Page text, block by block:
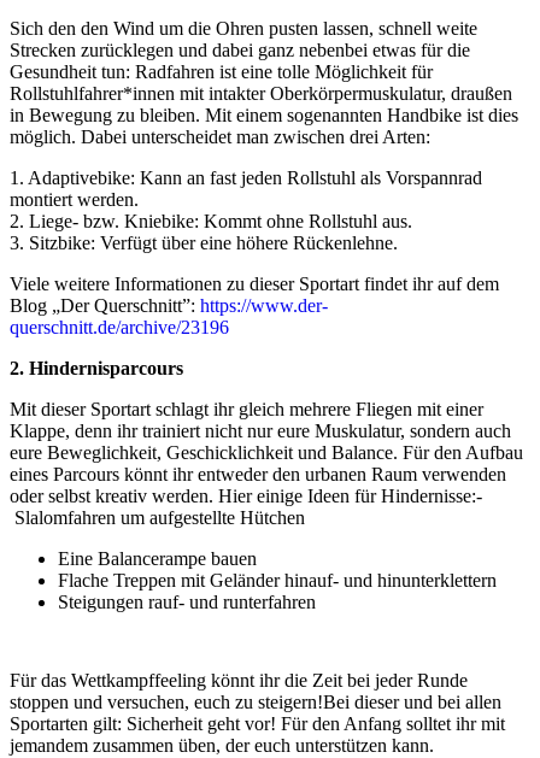
Sich den den Wind um die Ohren pusten lassen, schnell weite
Strecken zurücklegen und dabei ganz nebenbei etwas für die
Gesundheit tun: Radfahren ist eine tolle Möglichkeit für
Rollstuhlfahrer*innen mit intakter Oberkörpermuskulatur, draußen
in Bewegung zu bleiben. Mit einem sogenannten Handbike ist dies
möglich. Dabei unterscheidet man zwischen drei Arten:
1. Adaptivebike: Kann an fast jeden Rollstuhl als Vorspannrad
montiert werden.
2. Liege- bzw. Kniebike: Kommt ohne Rollstuhl aus.
3. Sitzbike: Verfügt über eine höhere Rückenlehne.
Viele weitere Informationen zu dieser Sportart findet ihr auf dem
Blog „Der Querschnitt”: https://www.der-
querschnitt.de/archive/23196
2. Hindernisparcours
Mit dieser Sportart schlagt ihr gleich mehrere Fliegen mit einer
Klappe, denn ihr trainiert nicht nur eure Muskulatur, sondern auch
eure Beweglichkeit, Geschicklichkeit und Balance. Für den Aufbau
eines Parcours könnt ihr entweder den urbanen Raum verwenden
oder selbst kreativ werden. Hier einige Ideen für Hindernisse:-
Slalomfahren um aufgestellte Hütchen
Eine Balancerampe bauen
Flache Treppen mit Geländer hinauf- und hinunterklettern
Steigungen rauf- und runterfahren
Für das Wettkampffeeling könnt ihr die Zeit bei jeder Runde
stoppen und versuchen, euch zu steigern!Bei dieser und bei allen
Sportarten gilt: Sicherheit geht vor! Für den Anfang solltet ihr mit
jemandem zusammen üben, der euch unterstützen kann.